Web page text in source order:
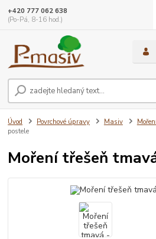
+420 777 062 638
(Po-Pá, 8-16 hod.)
Úvod Povrchové úpravy Masiv
postele
Moření třešeň